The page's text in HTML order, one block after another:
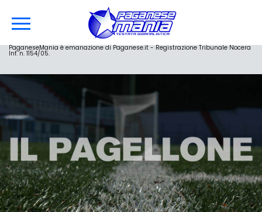
PaganeseMania è emanazione di Paganese.it - Registrazione Tribunale Nocera
Inf. n. 1154/05.